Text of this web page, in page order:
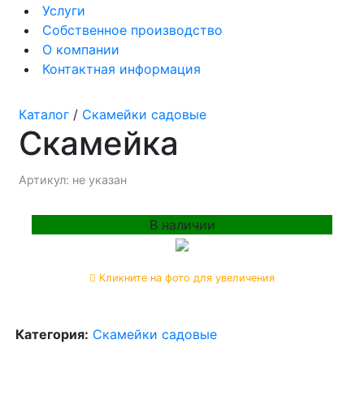
Услуги
Собственное производство
О компании
Контактная информация
Каталог / Скамейки садовые
Скамейка
Артикул: не указан
В наличии
Кликните на фото для увеличения
Категория: Скамейки садовые